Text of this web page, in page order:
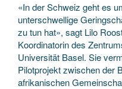
«In der Schweiz geht es
unterschwellige
zu tun hat», sagt Lilo
Koordinatorin des
Universität Basel. Sie
Pilotprojekt zwischen der
afrikanischen